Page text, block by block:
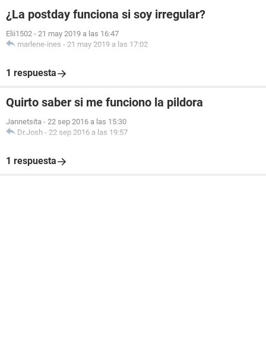
¿La postday funciona si soy irregular?
Elii1502 - 21 may 2019 a las 16:47
marlene-ines - 21 may 2019 a las 17:02
1 respuesta
Quirto saber si me funciono la pildora
Jannetsita - 22 sep 2016 a las 15:30
Dr.Josh - 22 sep 2016 a las 19:57
1 respuesta